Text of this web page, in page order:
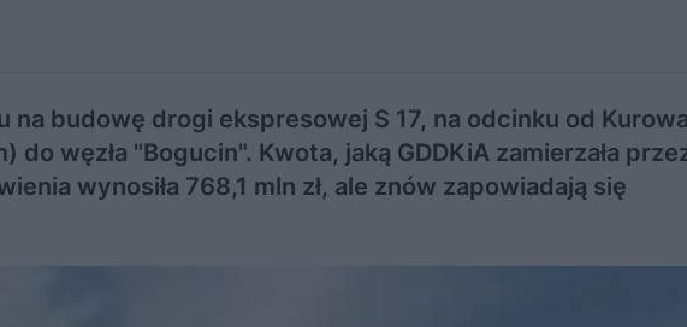
budowę drogi ekspresowej S 17, na odcinku od
do węzła "Bogucin". Kwota, jaką GDDKiA zamierzała
wynosiła 768,1 mln zł, ale znów zapowiadają się